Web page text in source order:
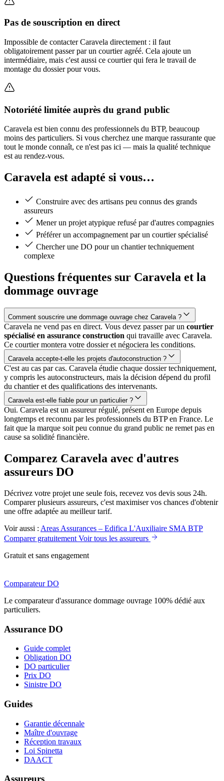
Pas de souscription en direct
Impossible de contacter Caravela directement : il faut
obligatoirement passer par un courtier agréé. Cela ajoute un
intermédiaire, mais c'est aussi ce courtier qui fera le travail de
montage du dossier pour vous.
Notoriété limitée auprès du grand public
Caravela est bien connu des professionnels du BTP, beaucoup
moins des particuliers. Si vous cherchez une marque rassurante que
tout le monde connaît, ce n'est pas ici — mais la qualité technique
est au rendez-vous.
Caravela est adapté si vous…
Construire avec des artisans peu connus des grands
assureurs
Mener un projet atypique refusé par d'autres compagnies
Préférer un accompagnement par un courtier spécialisé
Chercher une DO pour un chantier techniquement
complexe
Questions fréquentes sur Caravela et la
dommage ouvrage
Comment souscrire une dommage ouvrage chez Caravela ?
Caravela ne vend pas en direct. Vous devez passer par un courtier
spécialisé en assurance construction qui travaille avec Caravela.
Ce courtier montera votre dossier et négociera les conditions.
Caravela accepte-t-elle les projets d'autoconstruction ?
C'est au cas par cas. Caravela étudie chaque dossier techniquement,
y compris les autoconstructeurs, mais la décision dépend du profil
du chantier et des qualifications des intervenants.
Caravela est-elle fiable pour un particulier ?
Oui. Caravela est un assureur régulé, présent en Europe depuis
longtemps et reconnu par les professionnels du BTP en France. Le
fait que la marque soit peu connue du grand public ne remet pas en
cause sa solidité financière.
Comparez Caravela avec d'autres
assureurs DO
Décrivez votre projet une seule fois, recevez vos devis sous 24h.
Comparer plusieurs assureurs, c'est maximiser vos chances d'obtenir
une offre adaptée au meilleur tarif.
Voir aussi : Areas Assurances – Edifica L'Auxiliaire SMA BTP
Comparer gratuitement Voir tous les assureurs
Gratuit et sans engagement
ComparateurDO
Le comparateur d'assurance dommage ouvrage 100% dédié aux
particuliers.
Assurance DO
Guide complet
Obligation DO
DO particulier
Prix DO
Sinistre DO
Guides
Garantie décennale
Maître d'ouvrage
Réception travaux
Loi Spinetta
DAACT